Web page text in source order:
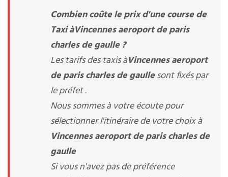
Combien coûte le prix d'une course de
Taxi àVincennes aeroport de paris
charles de gaulle?
Les tarifs des taxis àVincennes aeroport
de paris charles de gaullesont fixés par
le préfet .
Nous sommes à votre écoute pour
sélectionner l'itinéraire de votre choix à
Vincennes aeroport de paris charles de
gaulle
Si vous n'avez pas de préférence